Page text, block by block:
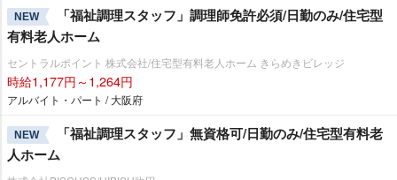
NEW
「福祉調理スタッフ」調理師免許必須/日勤のみ/住宅型
有料老人ホーム
セントラルポイント 株式会社/住宅型有料老人ホーム きらめきビレッジ
時給1,177円～1,264円
アルバイト・パート / 大阪府
NEW
「福祉調理スタッフ」無資格可/日勤のみ/住宅型有料老
人ホーム